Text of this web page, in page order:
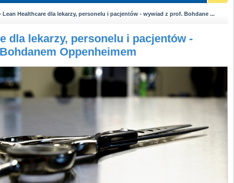
Lean Healthcare dla lekarzy, personelu i pacjentów - wywiad z prof. Bohdane ...
dla lekarzy, personelu i pacjentów -
Oppenheimem